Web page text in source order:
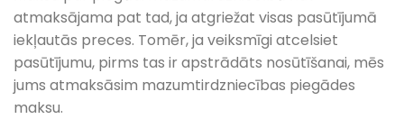
atmaksājama pat tad, ja atgriežat visas pasūtījumā
iekļautās preces. Tomēr, ja veiksmīgi atcelsiet
pasūtījumu, pirms tas ir apstrādāts nosūtīšanai, mēs
jums atmaksāsim mazumtirdzniecības piegādes
maksu.